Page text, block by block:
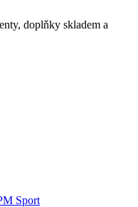
doplňky skladem a
Sport